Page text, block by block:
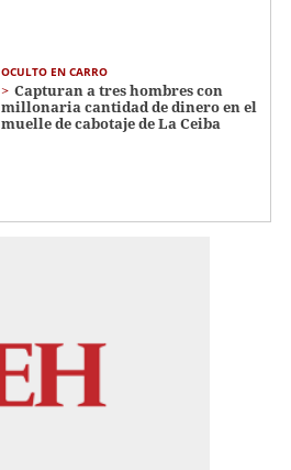
OCULTO EN CARRO
Capturan a tres hombres con
millonaria cantidad de dinero en el
muelle de cabotaje de La Ceiba